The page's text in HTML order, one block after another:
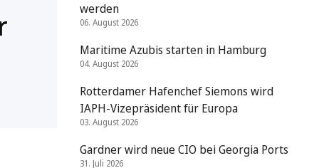
werden
06. August 2026
Maritime Azubis starten in Hamburg
04. August 2026
Rotterdamer Hafenchef Siemons wird
IAPH-Vizepräsident für Europa
03. August 2026
Gardner wird neue CIO bei Georgia Ports
31. Juli 2026